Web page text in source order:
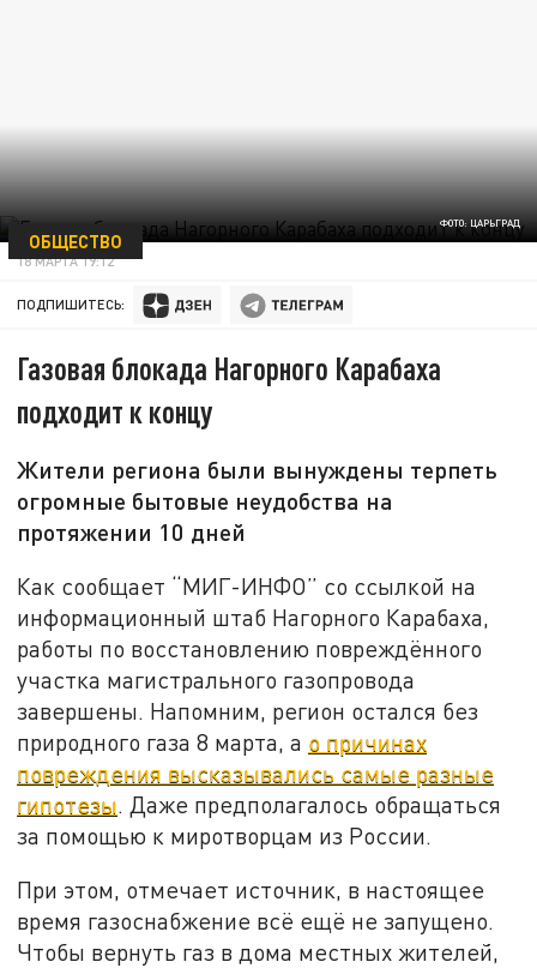
ФОТО: ЦАРЬГРАД
ОБЩЕСТВО
18 МАРТА 19:12
ПОДПИШИТЕСЬ:
Газовая блокада Нагорного Карабаха
подходит к концу
Жители региона были вынуждены терпеть
огромные бытовые неудобства на
протяжении 10 дней
Как сообщает “МИГ-ИНФО” со ссылкой на
информационный штаб Нагорного Карабаха,
работы по восстановлению повреждённого
участка магистрального газопровода
завершены. Напомним, регион остался без
природного газа 8 марта, а о причинах
повреждения высказывались самые разные
гипотезы. Даже предполагалось обращаться
за помощью к миротворцам из России.
При этом, отмечает источник, в настоящее
время газоснабжение всё ещё не запущено.
Чтобы вернуть газ в дома местных жителей,